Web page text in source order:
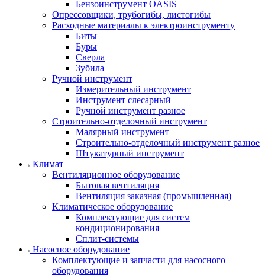
Бензоинструмент OASIS
Опрессовщики, трубогибы, листогибы
Расходные материалы к электроинструменту
Биты
Буры
Сверла
Зубила
Ручной инструмент
Измерительный инструмент
Инструмент слесарный
Ручной инструмент разное
Строительно-отделочный инструмент
Малярный инструмент
Строительно-отделочный инструмент разное
Штукатурный инструмент
Климат
Вентиляционное оборудование
Бытовая вентиляция
Вентиляция заказная (промышленная)
Климатическое оборудование
Комплектующие для систем
кондиционирования
Сплит-системы
Насосное оборудование
Комплектующие и запчасти для насосного
оборудования